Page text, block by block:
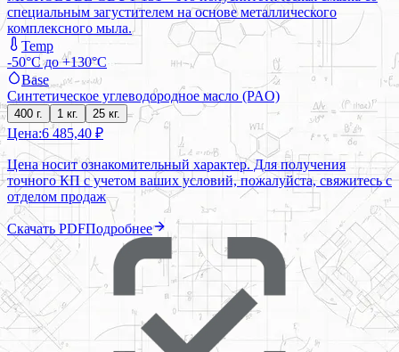
специальным загустителем на основе металлического
комплексного мыла.
Temp
-50°C до +130°C
Base
Синтетическое углеводородное масло (PAO)
400 г. 1 кг. 25 кг.
Цена:6 485,40 ₽
Цена носит ознакомительный характер. Для получения
точного КП с учетом ваших условий, пожалуйста, свяжитесь с
отделом продаж
Скачать PDFПодробнее